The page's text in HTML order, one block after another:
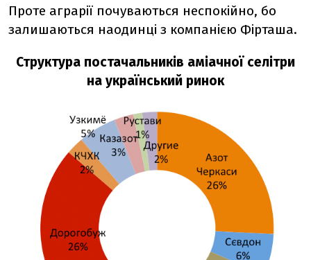
Проте аграрії почуваються неспокійно, бо
залишаються наодинці з компанією Фірташа.
Структура постачальників аміачної селітри
на український ринок